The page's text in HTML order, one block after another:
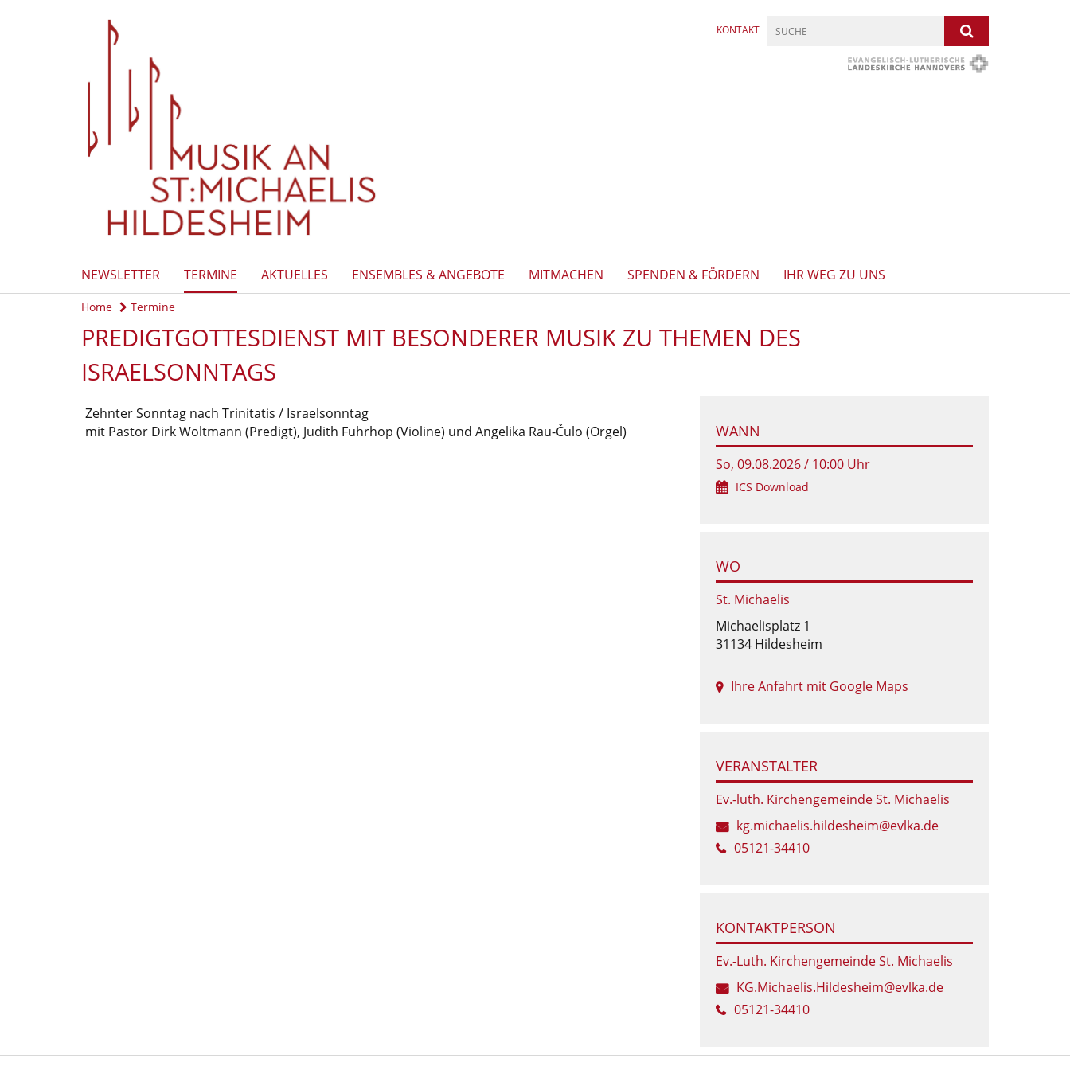
KONTAKT
NEWSLETTER TERMINE AKTUELLES ENSEMBLES & ANGEBOTE MITMACHEN SPENDEN & FÖRDERN IHR WEG ZU UNS
Home Termine
PREDIGTGOTTESDIENST MIT BESONDERER MUSIK ZU THEMEN DES
ISRAELSONNTAGS
Zehnter Sonntag nach Trinitatis / Israelsonntag
mit Pastor Dirk Woltmann (Predigt), Judith Fuhrhop (Violine) und Angelika Rau-Čulo (Orgel)
WANN
So, 09.08.2026 / 10:00 Uhr
ICS Download
WO
St. Michaelis
Michaelisplatz 1
31134 Hildesheim
Ihre Anfahrt mit Google Maps
VERANSTALTER
Ev.-luth. Kirchengemeinde St. Michaelis
kg.michaelis.hildesheim@evlka.de
05121-34410
KONTAKTPERSON
Ev.-Luth. Kirchengemeinde St. Michaelis
KG.Michaelis.Hildesheim@evlka.de
05121-34410